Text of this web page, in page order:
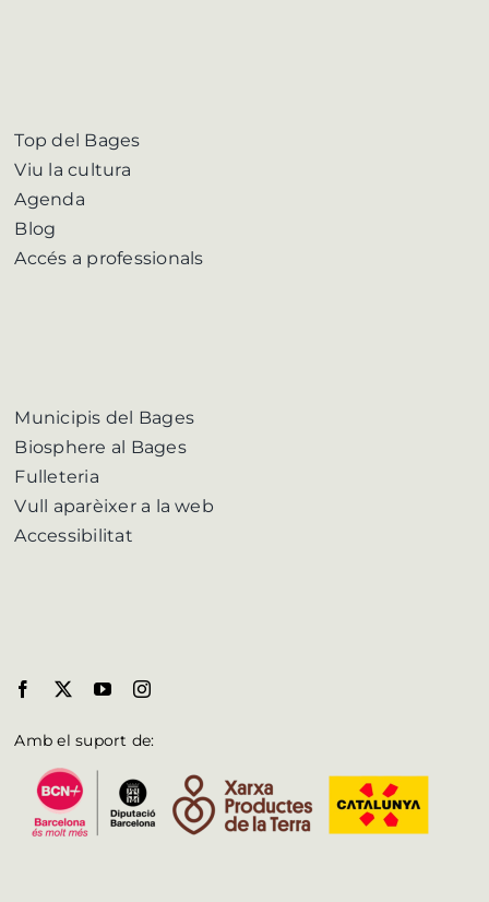
Top del Bages
Viu la cultura
Agenda
Blog
Accés a professionals
Municipis del Bages
Biosphere al Bages
Fulleteria
Vull aparèixer a la web
Accessibilitat
Amb el suport de: